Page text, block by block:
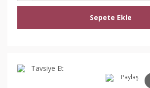
Sepete Ekle
Tavsiye Et
Paylaş